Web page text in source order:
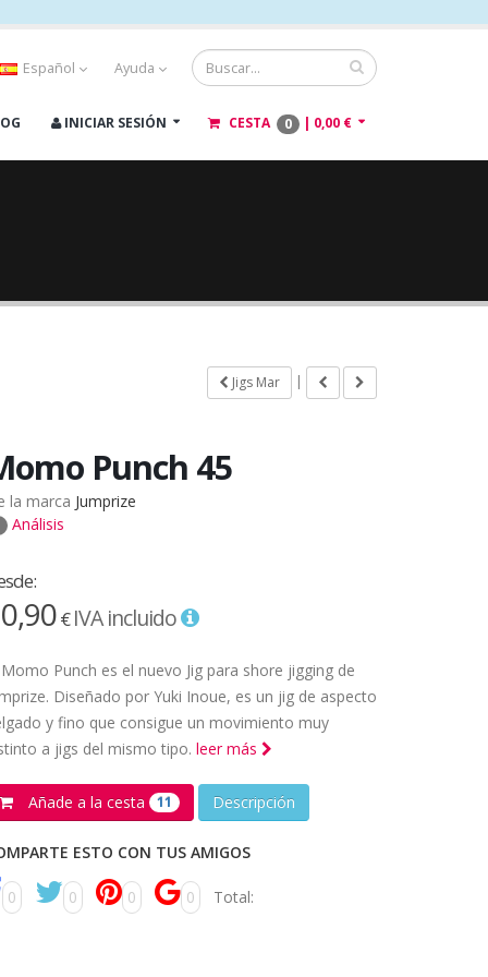
Español Ayuda
INICIAR SESIÓN CESTA 0 | 0,00 €
Jigs Mar |
Punch 45
la marca Jumprize
Análisis
€IVA incluido
Punch es el nuevo Jig para shore jigging de
Diseñado por Yuki Inoue, es un jig de aspecto
y fino que consigue un movimiento muy
a jigs del mismo tipo. leer más
Añade a la cesta 11 Descripción
ESTO CON TUS AMIGOS
0 0 0 0 Total: